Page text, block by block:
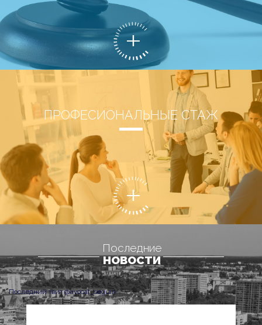
ПРОФЕСИОНАЛЬНЫЕ СТАЖ
Последние
НОВОСТИ
Последний твит @avocat_seguin